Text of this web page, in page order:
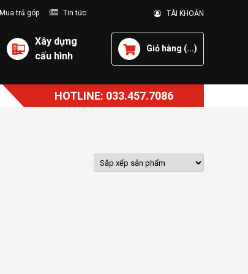
Mua trả góp Tin tức TÀI KHOẢN
Xây dựng
cấu hình
Giỏ hàng (...)
HOTLINE: 033.457.7086